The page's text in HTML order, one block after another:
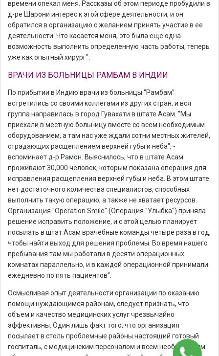
времени опекал меня. Рассказы об этом периоде пробудили в
д-ре Шарони интерес к этой сфере деятельности, и он
обратился в организацию с желанием принять участие в ее
деятельности. Что касается меня, это была еще одна
возможность выполнить определенную часть работы, теперь
уже как опытный хирург"
ВРАЧИ ИЗ БОЛЬНИЦЫ РАМБАМ В ИНДИИ
По прибытии в Индию врачи из больницы "Рамбам"
встретились со своими коллегами из других стран, и вся
группа направилась в город Гувахати в штате Асам. "Мы
приехали в местную больницу вместе со всем необходимым
оборудованием, а там нас уже ждали сотни местных жителей,
страдающих расщеплением верхней губы и неба", -
вспоминает д-р Рамон. Выяснилось, что в штате Асам
проживают 30,000 человек, которым показана операция для
исправления расщепления верхней губы и неба. В этом штате
нет достаточного количества специалистов, способных
выполнить такую операцию, а также не хватает ресурсов.
Организация "Operation Smile" (Операция "Улыбка") приняла
решение исправить положение, и с этой целью планирует
посылать в штат Асам врачебные команды четыре раза в год,
чтобы найти выход для решения проблемы. Во время нашего
пребывания там мы работали в десяти операционных
комнатах параллельно, и в каждой операционной принимали
ежедневно по пять пациентов".
Осмысливая опыт деятельности организации по оказанию
помощи нуждающимся районам, следует признать, что
объем и качество медицинских услуг чрезвычайно
эффективны. Один лишь факт того, что организация
посылает в столь проблемные районы настоящий готовый
госпиталь, с медицинским персоналом и всем необходимым